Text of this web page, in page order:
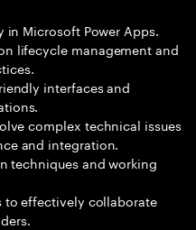
in Microsoft Power Apps.
lifecycle management and
interfaces and
complex technical issues
and integration.
techniques and working
to effectively collaborate